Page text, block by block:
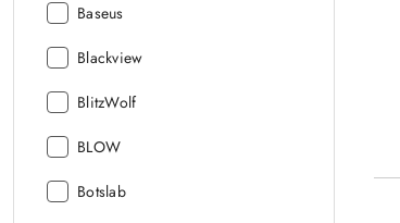
Producent:
Baseus
Producent:
Blackview
Producent:
BlitzWolf
Producent:
BLOW
Producent:
Botslab